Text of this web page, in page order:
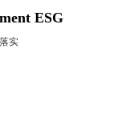
ESG
实